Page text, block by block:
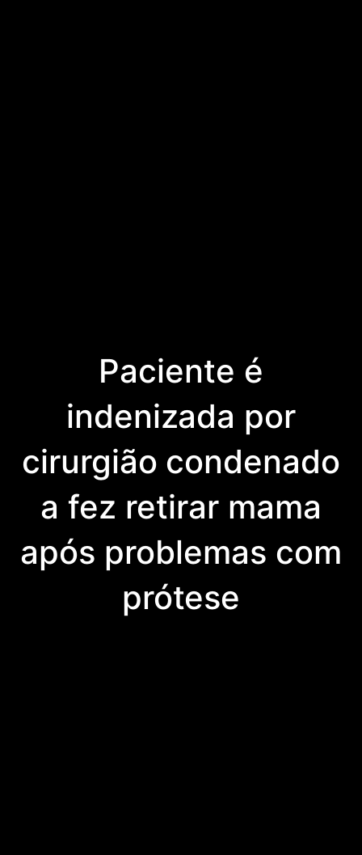
Paciente é
indenizada por
cirurgião condenado
a fez retirar mama
após problemas com
prótese